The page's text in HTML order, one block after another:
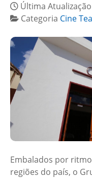
Última
Categoria Cine
Embalados por
regiões do país, o